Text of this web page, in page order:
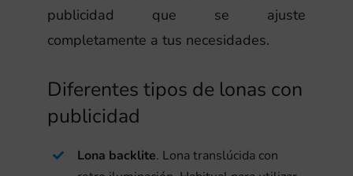
publicidad que se ajuste
completamente a tus necesidades.
Diferentes tipos de lonas con
publicidad
Lona backlite. Lona translúcida con
p
é
a
v